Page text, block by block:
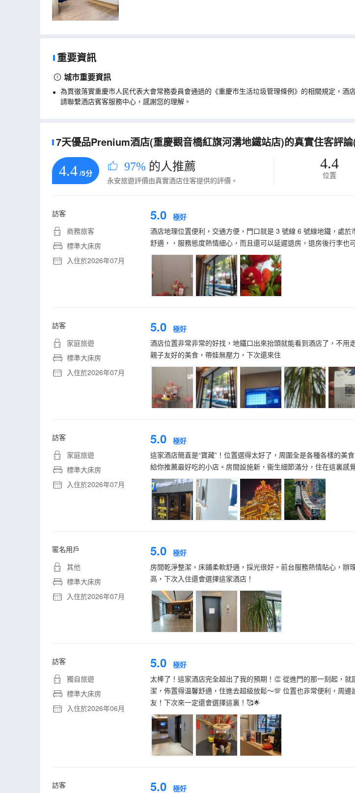
重要資訊
城市重要資訊
為貫徹落實重慶市人民代表大會常務委員會通過的《重慶市生活垃圾管理條例》的相關規定，
請聯繫酒店賓客服務中心，感謝您的理解。
7天優品Prenium酒店(重慶觀音橋紅旗河溝地鐵站店)的真實住客評
4.4 /5分 97% 的人推薦
永安旅遊評價由真實酒店住客提供的評價。
4.4
位置
訪客
商務旅客
標準大床房
入住於2026年07月
5.0 極好
酒店地理位置便利，交通方便，門口就是 3 號線 6 號線地鐵，處
舒適，，服務態度熱情細心，而且還可以延遲退房，退房後行李也
訪客
家庭旅遊
標準大床房
入住於2026年07月
5.0 極好
酒店位置非常非常的好找，地鐵口出來抬頭就能看到酒店了，不
親子友好的美食，帶娃無壓力，下次還來住
訪客
家庭旅遊
標準大床房
入住於2026年07月
5.0 極好
這家酒店簡直是“寶藏”！位置選得太好了，周圍全是各種各樣的
給你推薦最好吃的小店。房間設施新，衞生細節滿分，住在這裏感
匿名用戶
其他
標準大床房
入住於2026年07月
5.0 極好
房間乾淨整潔，床鋪柔軟舒適，採光很好。前台服務熱情貼心，
高，下次入住還會選擇這家酒店！
訪客
獨自旅遊
標準大床房
入住於2026年06月
5.0 極好
太棒了！這家酒店完全超出了我的預期！👏 從進門的那一刻起，
潔，佈置得温馨舒適，住進去超級放鬆～💯 位置也非常便利，周
友！下次來一定還會選擇這裏！🥰🌟
訪客 5.0 極好